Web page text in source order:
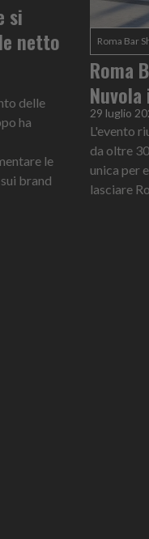
si
netto
delle
ha
le
brand
Roma Bar
Roma
29 luglio
L'evento
da oltre
unica per
lasciare